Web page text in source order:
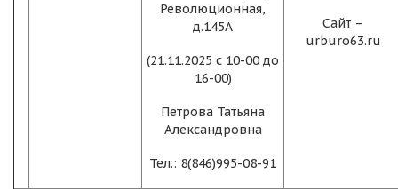
Революционная,
д.145А
(21.11.2025 с 10-00 до
16-00)
Петрова Татьяна
Александровна
Тел.: 8(846)995-08-91
Сайт –
urburo63.ru